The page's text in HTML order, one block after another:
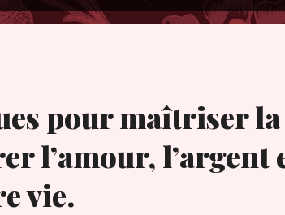
pour maîtriser
l’amour, l’argent
vie.